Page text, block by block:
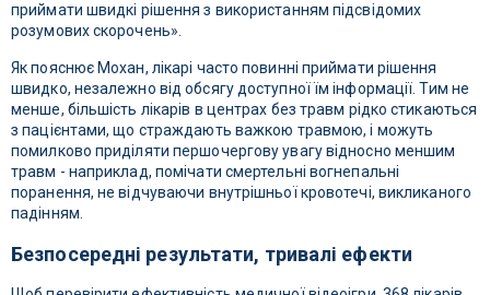
приймати швидкі рішення з використанням підсвідомих
розумових скорочень».
Як пояснює Мохан, лікарі часто повинні приймати рішення
швидко, незалежно від обсягу доступної їм інформації. Тим не
менше, більшість лікарів в центрах без травм рідко стикаються
з пацієнтами, що страждають важкою травмою, і можуть
помилково приділяти першочергову увагу відносно меншим
травм - наприклад, помічати смертельні вогнепальні
поранення, не відчуваючи внутрішньої кровотечі, викликаного
падінням.
Безпосередні результати, тривалі ефекти